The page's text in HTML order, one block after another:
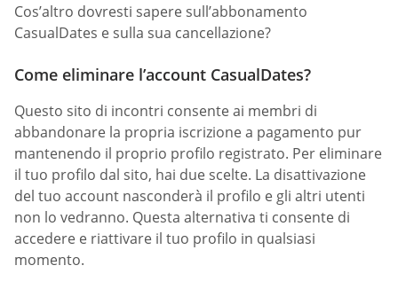
Cos’altro dovresti sapere sull’abbonamento
CasualDates e sulla sua cancellazione?
Come eliminare l’account CasualDates?
Questo sito di incontri consente ai membri di
abbandonare la propria iscrizione a pagamento pur
mantenendo il proprio profilo registrato. Per eliminare
il tuo profilo dal sito, hai due scelte. La disattivazione
del tuo account nasconderà il profilo e gli altri utenti
non lo vedranno. Questa alternativa ti consente di
accedere e riattivare il tuo profilo in qualsiasi
momento.